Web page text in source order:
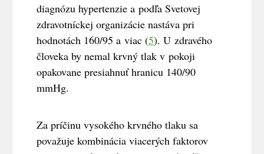
diagnózu hypertenzie a podľa Svetovej
zdravotníckej organizácie nastáva pri
hodnotách 160/95 a viac (5). U zdravého
človeka by nemal krvný tlak v pokoji
opakovane presiahnuť hranicu 140/90
mmHg.
Za príčinu vysokého krvného tlaku sa
považuje kombinácia viacerých faktorov